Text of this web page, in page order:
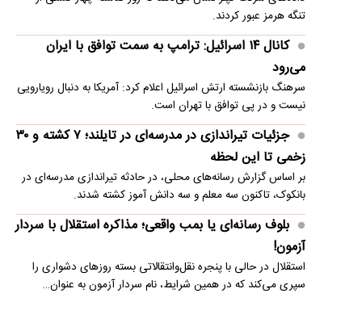
تنگه هرمز عبور کردند.
کانال ۱۴ اسرائیل: ترامپ به سمت توافق با ایران
می‌رود
سرهنگ بازنشسته ارتش اسرائیل اعلام کرد: آمریکا به دنبال رویارویی
نیست و در پی توافق با تهران است.
جزئیات تیراندازی در مدرسه‌ای در تایلند؛ ۷ کشته و ۳۰
زخمی تا این لحظه
بر اساس گزارش رسانه‌های محلی، در حادثه تیراندازی مدرسه‌ای در
بانکوک، تاکنون سه معلم و سه دانش آموز کشته شدند.
بلوف رسانه‌ای یا بمب واقعی؛ مذاکره استقلال با سردار
آزمون!
استقلال در حالی با پنجره نقل‌وانتقالاتی بسته روزهای دشواری را
سپری می‌کند که در همین شرایط، نام سردار آزمون به عنوان…